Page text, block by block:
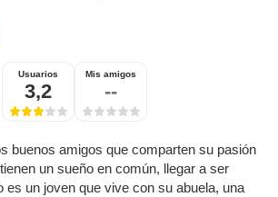
Usuarios
3,2
Mis amigos
--
buenos amigos que comparten su pasión
un sueño en común, llegar a ser
es un joven que vive con su abuela, una